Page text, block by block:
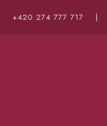
+420 274 777 717 |